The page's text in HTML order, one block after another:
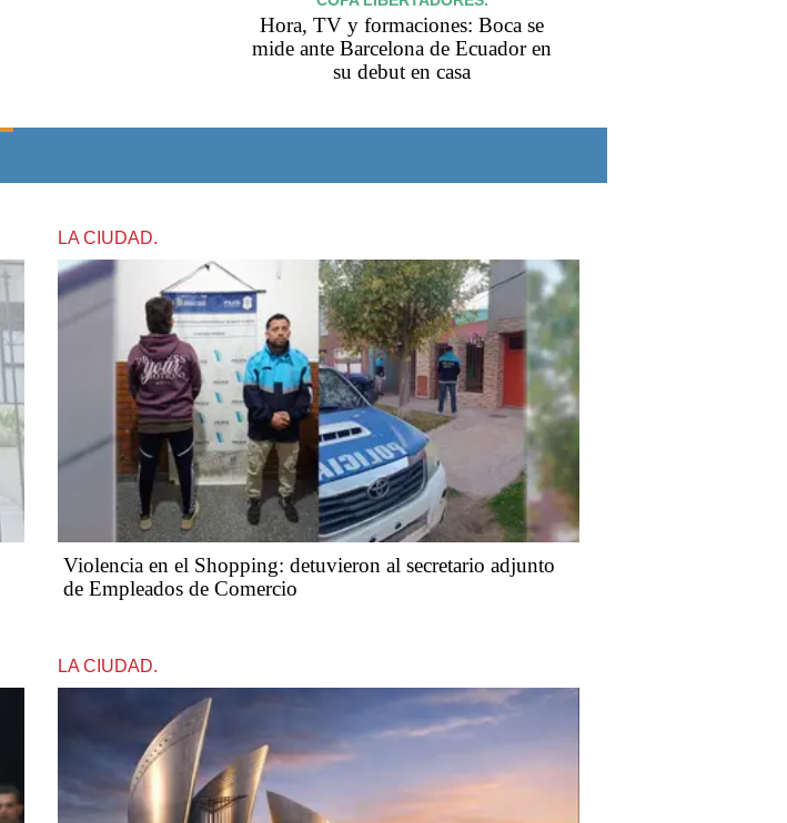
Hora, TV y formaciones: Boca se
mide ante Barcelona de Ecuador en
su debut en casa
LA CIUDAD.
Violencia en el Shopping: detuvieron al secretario adjunto
de Empleados de Comercio
LA CIUDAD.